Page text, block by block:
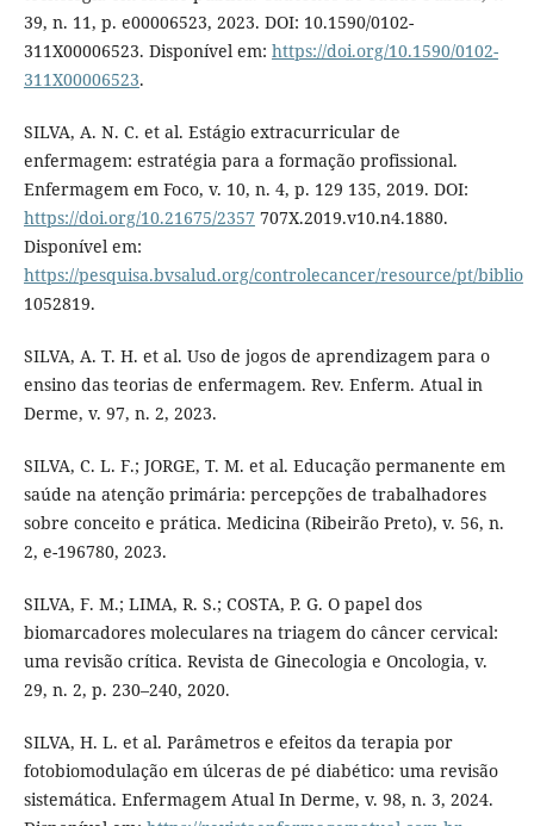
39, n. 11, p. e00006523, 2023. DOI: 10.1590/0102-
311X00006523. Disponível em: https://doi.org/10.1590/0102-
311X00006523.
SILVA, A. N. C. et al. Estágio extracurricular de
enfermagem: estratégia para a formação profissional.
Enfermagem em Foco, v. 10, n. 4, p. 129 135, 2019. DOI:
https://doi.org/10.21675/2357 707X.2019.v10.n4.1880.
Disponível em:
https://pesquisa.bvsalud.org/controlecancer/resource/pt/biblio
1052819.
SILVA, A. T. H. et al. Uso de jogos de aprendizagem para o
ensino das teorias de enfermagem. Rev. Enferm. Atual in
Derme, v. 97, n. 2, 2023.
SILVA, C. L. F.; JORGE, T. M. et al. Educação permanente em
saúde na atenção primária: percepções de trabalhadores
sobre conceito e prática. Medicina (Ribeirão Preto), v. 56, n.
2, e-196780, 2023.
SILVA, F. M.; LIMA, R. S.; COSTA, P. G. O papel dos
biomarcadores moleculares na triagem do câncer cervical:
uma revisão crítica. Revista de Ginecologia e Oncologia, v.
29, n. 2, p. 230–240, 2020.
SILVA, H. L. et al. Parâmetros e efeitos da terapia por
fotobiomodulação em úlceras de pé diabético: uma revisão
sistemática. Enfermagem Atual In Derme, v. 98, n. 3, 2024.